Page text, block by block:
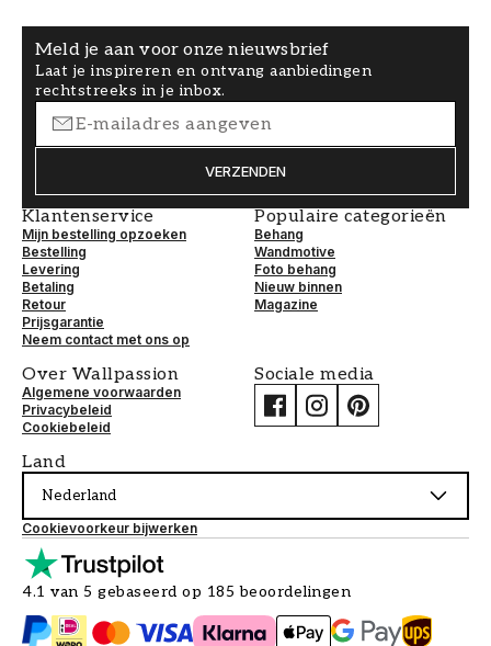
Meld je aan voor onze nieuwsbrief
Laat je inspireren en ontvang aanbiedingen
rechtstreeks in je inbox.
VERZENDEN
Klantenservice
Mijn bestelling opzoeken
Bestelling
Levering
Betaling
Retour
Prijsgarantie
Neem contact met ons op
Populaire categorieën
Behang
Wandmotive
Foto behang
Nieuw binnen
Magazine
Over Wallpassion
Algemene voorwaarden
Privacybeleid
Cookiebeleid
Sociale media
Land
Nederland
Cookievoorkeur bijwerken
4.1 van 5 gebaseerd op 185 beoordelingen